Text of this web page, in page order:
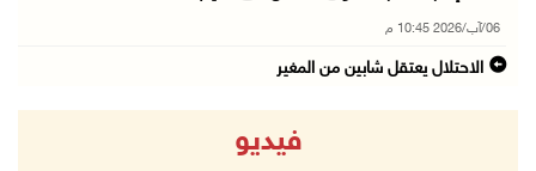
06/آب/2026 10:45 م
الاحتلال يعتقل شابين من المغير
وزير الداخلية يبحث مع مكافحة المخدرات الدولي ...
فيديو